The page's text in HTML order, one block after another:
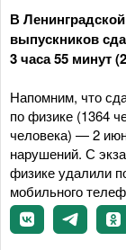
В
выпускников
3 часа 55 минут
Напомним, что
по физике (1364
человека) — 2
нарушений. С
физике удалили
мобильного